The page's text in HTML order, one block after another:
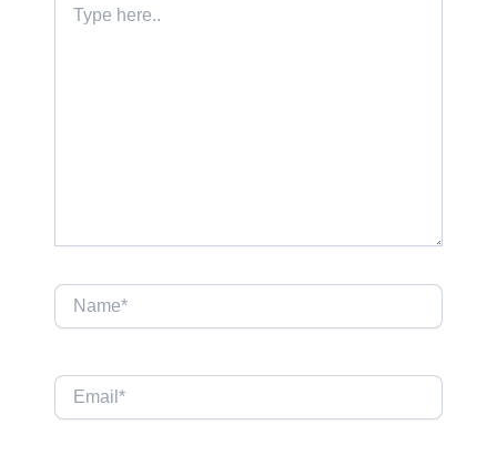
here..
Name*
Email*